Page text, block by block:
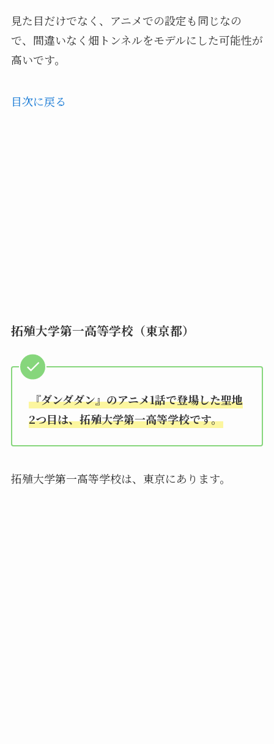
見た目だけでなく、アニメでの設定も同じなの
で、間違いなく畑トンネルをモデルにした可能性が
高いです。
目次に戻る
拓殖大学第一高等学校（東京都）
『ダンダダン』のアニメ1話で登場した聖地
2つ目は、拓殖大学第一高等学校です。
拓殖大学第一高等学校は、東京にあります。